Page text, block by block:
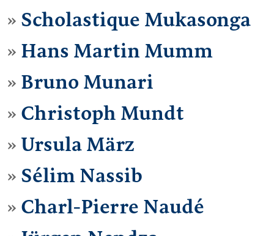
Scholastique Mukasonga
Hans Martin Mumm
Bruno Munari
Christoph Mundt
Ursula März
Sélim Nassib
Charl-Pierre Naudé